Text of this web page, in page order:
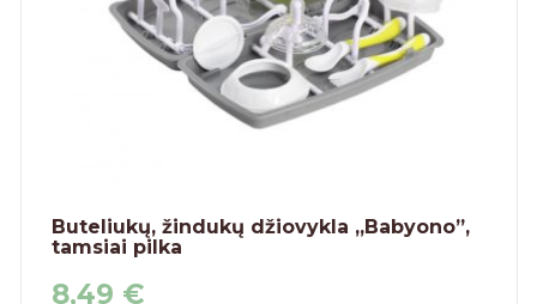
Buteliukų, žindukų džiovykla „Babyono”,
tamsiai pilka
8,49 €